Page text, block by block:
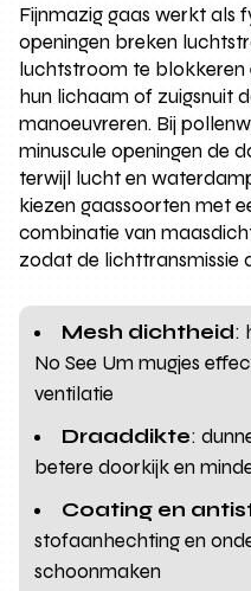
Fijnmazig gaas werkt als
openingen breken
luchtstroom te blokkeren
hun lichaam of zuigsnuit
manoeuvreren. Bij
minuscule openingen de
terwijl lucht en
kiezen gaassoorten met
combinatie van
zodat de lichttransmissie
Mesh dichtheid:
No See Um mugjes
ventilatie
Draaddikte:
betere doorkijk en
Coating en
stofaanhechting en
schoonmaken